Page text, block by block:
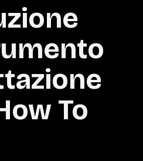
To